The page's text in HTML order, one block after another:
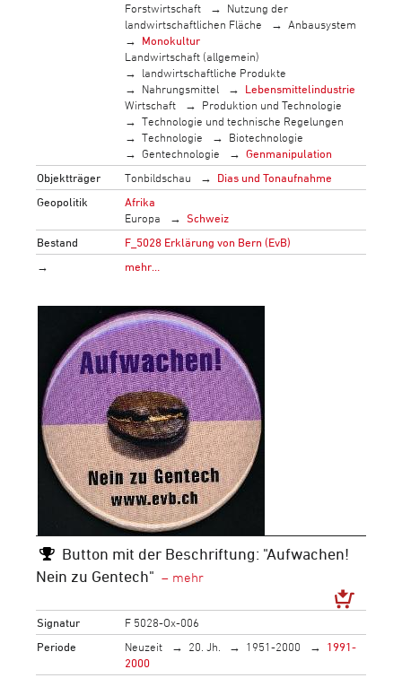
Forstwirtschaft
Nutzung der
landwirtschaftlichen Fläche
Anbausystem
Monokultur
Landwirtschaft (allgemein)
landwirtschaftliche Produkte
Nahrungsmittel
Lebensmittelindustrie
Wirtschaft
Produktion und Technologie
Technologie und technische Regelungen
Technologie
Biotechnologie
Gentechnologie
Genmanipulation
Objektträger
Tonbildschau
Dias und Tonaufnahme
Geopolitik
Afrika
Europa
Schweiz
Bestand
F_5028 Erklärung von Bern (EvB)
→
mehr…
Button mit der Beschriftung: "Aufwachen!
Nein zu Gentech"
Signatur
F 5028-Ox-006
Periode
Neuzeit 20. Jh. 1951-2000
1991-
2000